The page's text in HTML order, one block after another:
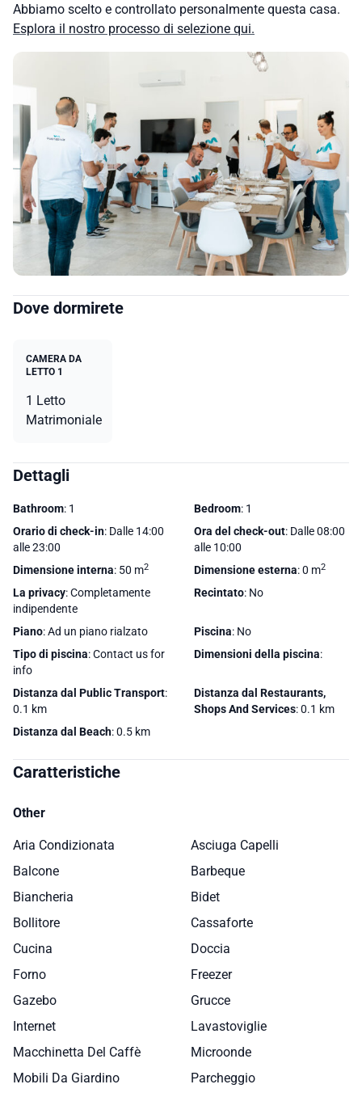
Abbiamo scelto e controllato personalmente questa casa.
Esplora il nostro processo di selezione qui.
Dove dormirete
CAMERA DA
LETTO 1
1 Letto
Matrimoniale
Dettagli
Bathroom: 1 Bedroom: 1
Orario di check-in: Dalle 14:00
alle 23:00
Ora del check-out: Dalle 08:00
alle 10:00
Dimensione interna: 50 m2 Dimensione esterna: 0 m2
La privacy: Completamente
indipendente
Recintato: No
Piano: Ad un piano rialzato Piscina: No
Tipo di piscina: Contact us for
info
Dimensioni della piscina:
Distanza dal Public Transport:
0.1 km
Distanza dal Restaurants,
Shops And Services: 0.1 km
Distanza dal Beach: 0.5 km
Caratteristiche
Other
Aria Condizionata
Asciuga Capelli
Balcone
Barbeque
Biancheria
Bidet
Bollitore
Cassaforte
Cucina
Doccia
Forno
Freezer
Gazebo
Grucce
Internet
Lavastoviglie
Macchinetta Del Caffè
Microonde
Mobili Da Giardino
Parcheggio